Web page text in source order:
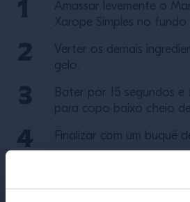
Amassar levemente o
Xarope Simples no
Verter os demais
gelo.
Bater por 15 segundos
para copo baixo cheio
Finalizar com um buquê
Mais